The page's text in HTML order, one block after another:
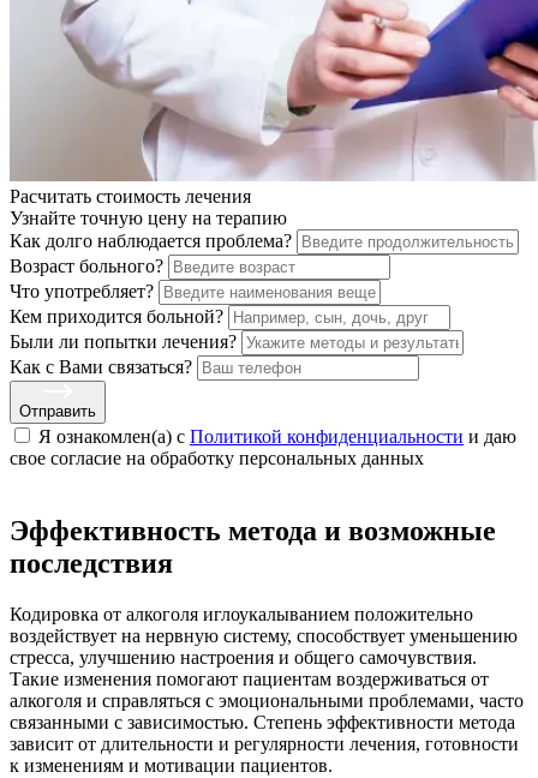
Расчитать стоимость лечения
Узнайте точную цену на терапию
Как долго наблюдается проблема?
Возраст больного?
Что употребляет?
Кем приходится больной?
Были ли попытки лечения?
Как с Вами связаться?
Отправить
Я ознакомлен(а) с Политикой конфиденциальности и даю
свое cогласие на обработку персональных данных
Эффективность метода и возможные
последствия
Кодировка от алкоголя иглоукалыванием положительно
воздействует на нервную систему, способствует уменьшению
стресса, улучшению настроения и общего самочувствия.
Такие изменения помогают пациентам воздерживаться от
алкоголя и справляться с эмоциональными проблемами, часто
связанными с зависимостью. Степень эффективности метода
зависит от длительности и регулярности лечения, готовности
к изменениям и мотивации пациентов.